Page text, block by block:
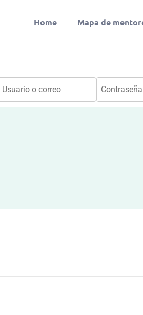
Home Mapa de